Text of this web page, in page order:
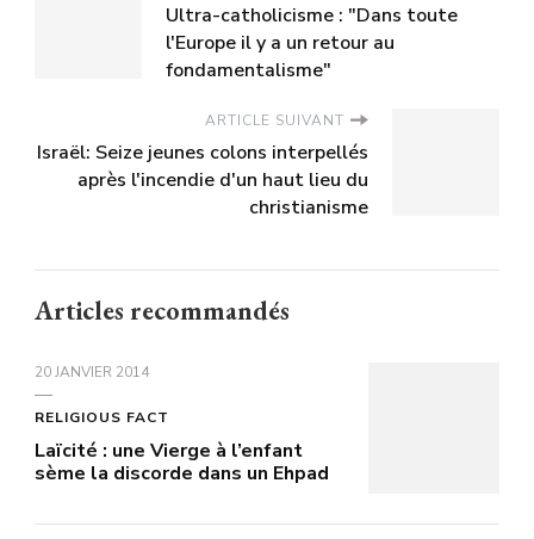
Ultra-catholicisme : "Dans toute
l'Europe il y a un retour au
fondamentalisme"
ARTICLE SUIVANT
Israël: Seize jeunes colons interpellés
après l'incendie d'un haut lieu du
christianisme
Articles recommandés
20 JANVIER 2014
RELIGIOUS FACT
Laïcité : une Vierge à l’enfant
sème la discorde dans un Ehpad